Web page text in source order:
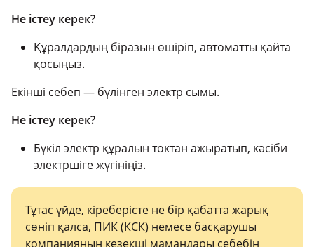
Не істеу керек?
Құралдардың біразын өшіріп, автоматты қайта
қосыңыз.
Екінші себеп — бүлінген электр сымы.
Не істеу керек?
Бүкіл электр құралын токтан ажыратып, кәсіби
электршіге жүгініңіз.
Тұтас үйде, кіреберісте не бір қабатта жарық
сөніп қалса, ПИК (КСК) немесе басқарушы
компанияның кезекші мамандары себебін